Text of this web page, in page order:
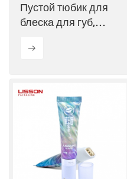
Пустой тюбик для
блеска для губ,
средств по уходу за
стеклянным
шариковым
аппликатором.